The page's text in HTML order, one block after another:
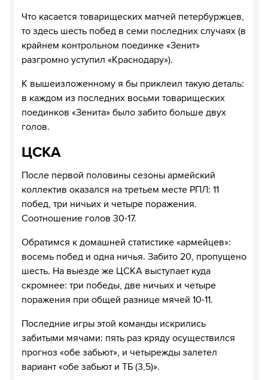
Что касается товарищеских матчей петербуржцев,
то здесь шесть побед в семи последних случаях (в
крайнем контрольном поединке «Зенит»
разгромно уступил «Краснодару»).
К вышеизложенному я бы приклеил такую деталь:
в каждом из последних восьми товарищеских
поединков «Зенита» было забито больше двух
голов.
ЦСКА
После первой половины сезоны армейский
коллектив оказался на третьем месте РПЛ: 11
побед, три ничьих и четыре поражения.
Соотношение голов 30-17.
Обратимся к домашней статистике «армейцев»:
восемь побед и одна ничья. Забито 20, пропущено
шесть. На выезде же ЦСКА выступает куда
скромнее: три победы, две ничьих и четыре
поражения при общей разнице мячей 10-11.
Последние игры этой команды искрились
забитыми мячами: пять раз кряду осуществился
прогноз «обе забьют», и четырежды залетел
вариант «обе забьют и ТБ (3,5)».